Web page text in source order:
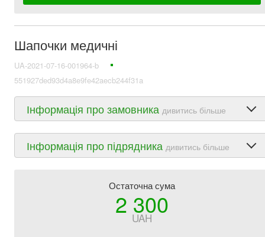
Шапочки медичні
UA-2021-07-16-001964-b
551927ded93d4a8e9fe42aecb244f31a
Інформація про замовника дивитись більше
Інформація про підрядника дивитись більше
Остаточна сума
2 300
UAH